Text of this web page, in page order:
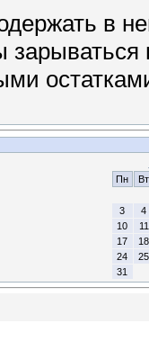
в
Пн
Вт
3
4
10
11
17
18
24
25
31